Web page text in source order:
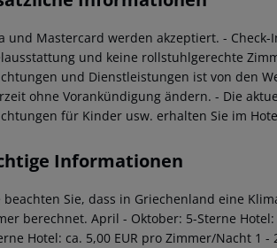
und Mastercard werden akzeptiert. - Check-
und keine rollstuhlgerechte
und Dienstleistungen ist von den
ohne Vorankündigung ändern. - Die
für Kinder usw. erhalten Sie im
Informationen
beachten Sie, dass in Griechenland eine
berechnet. April - Oktober: 5-Sterne
Hotel: ca. 5,00 EUR pro Zimmer/Nacht 1